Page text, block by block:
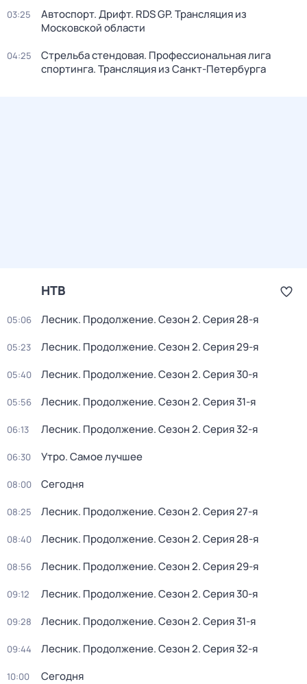
03:25
Автоспорт. Дрифт. RDS GP. Трансляция из
Московской области
04:25
Стрельба стендовая. Профессиональная лига
спортинга. Трансляция из Санкт-Петербурга
НТВ
05:06 Лесник. Продолжение. Сезон 2. Серия 28-я
05:23 Лесник. Продолжение. Сезон 2. Серия 29-я
05:40 Лесник. Продолжение. Сезон 2. Серия 30-я
05:56 Лесник. Продолжение. Сезон 2. Серия 31-я
06:13 Лесник. Продолжение. Сезон 2. Серия 32-я
06:30 Утро. Самое лучшее
08:00 Сегодня
08:25 Лесник. Продолжение. Сезон 2. Серия 27-я
08:40 Лесник. Продолжение. Сезон 2. Серия 28-я
08:56 Лесник. Продолжение. Сезон 2. Серия 29-я
09:12 Лесник. Продолжение. Сезон 2. Серия 30-я
09:28 Лесник. Продолжение. Сезон 2. Серия 31-я
09:44 Лесник. Продолжение. Сезон 2. Серия 32-я
10:00 Сегодня